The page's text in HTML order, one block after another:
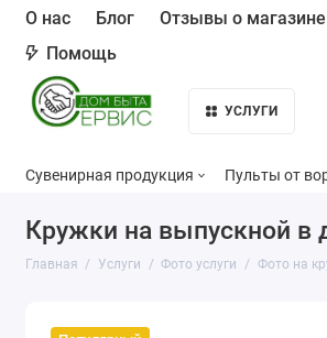
О нас Блог Отзывы о магазине
Помощь
УСЛУГИ
Сувенирная продукция Пульты от
Кружки на выпускной в
Главная Услуги Фото услуги Фото на